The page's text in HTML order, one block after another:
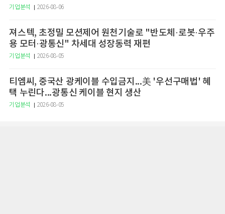
기업분석 2026-08-06
져스텍, 초정밀 모션제어 원천기술로 "반도체·로봇·우주
용 모터·광통신" 차세대 성장동력 재편
기업분석 2026-08-05
티엠씨, 중국산 광케이블 수입금지...美 '우선구매법' 혜
택 누린다...광통신 케이블 현지 생산
기업분석 2026-08-05